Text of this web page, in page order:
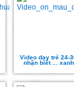
Video dạy trẻ 24-
nhận biết ...